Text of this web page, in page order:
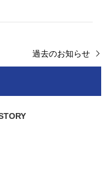
過去のお知らせ